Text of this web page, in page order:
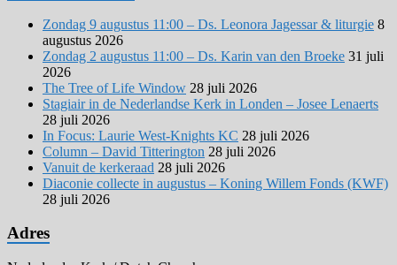
Zondag 9 augustus 11:00 – Ds. Leonora Jagessar & liturgie 8
augustus 2026
Zondag 2 augustus 11:00 – Ds. Karin van den Broeke 31 juli
2026
The Tree of Life Window 28 juli 2026
Stagiair in de Nederlandse Kerk in Londen – Josee Lenaerts
28 juli 2026
In Focus: Laurie West-Knights KC 28 juli 2026
Column – David Titterington 28 juli 2026
Vanuit de kerkeraad 28 juli 2026
Diaconie collecte in augustus – Koning Willem Fonds (KWF)
28 juli 2026
Adres